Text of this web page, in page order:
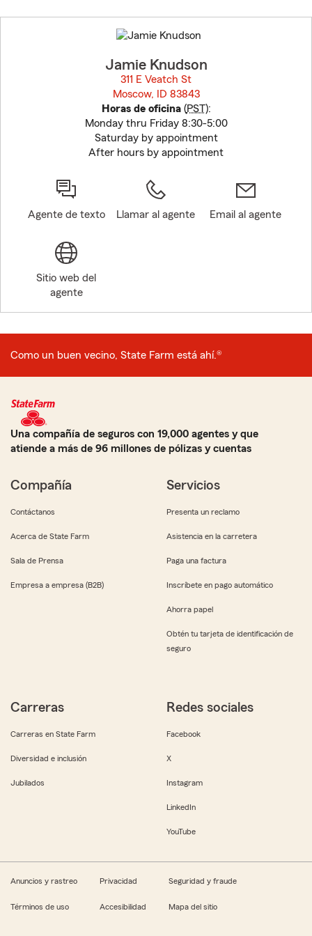
to
before
Jamie Knudson
311 E Veatch St
Moscow, ID 83843
Horas de oficina(PST):
Monday thru Friday 8:30-5:00
Saturday by appointment
After hours by appointment
Agente de texto Llamar al agente Email al agente
Sitio web del
agente
Como un buen vecino, State Farm está ahí.®
Una compañía de seguros con 19,000 agentes y que
atiende a más de 96 millones de pólizas y cuentas
Compañía
Contáctanos
Acerca de State Farm
Sala de Prensa
Empresa a empresa (B2B)
Servicios
Presenta un reclamo
Asistencia en la carretera
Paga una factura
Inscríbete en pago automático
Ahorra papel
Obtén tu tarjeta de identificación de
seguro
Carreras
Carreras en State Farm
Diversidad e inclusión
Jubilados
Redes sociales
Facebook
X
Instagram
LinkedIn
YouTube
Anuncios y rastreo Privacidad Seguridad y fraude
Términos de uso Accesibilidad Mapa del sitio